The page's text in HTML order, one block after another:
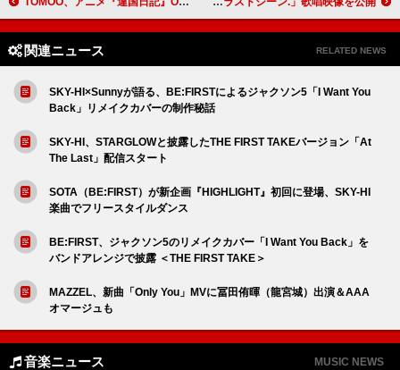
関連ニュース RELATED NEWS
SKY-HI×Sunnyが語る、BE:FIRSTによるジャクソン5「I Want You
Back」リメイクカバーの制作秘話
SKY-HI、STARGLOWと披露したTHE FIRST TAKEバージョン「At
The Last」配信スタート
SOTA（BE:FIRST）が新企画『HIGHLIGHT』初回に登場、SKY-HI
楽曲でフリースタイルダンス
BE:FIRST、ジャクソン5のリメイクカバー「I Want You Back」を
バンドアレンジで披露 ＜THE FIRST TAKE＞
MAZZEL、新曲「Only You」MVに冨田侑暉（龍宮城）出演＆AAA
オマージュも
音楽ニュース MUSIC NEWS